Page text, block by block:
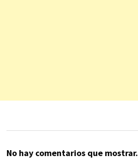
No hay comentarios que mostrar.